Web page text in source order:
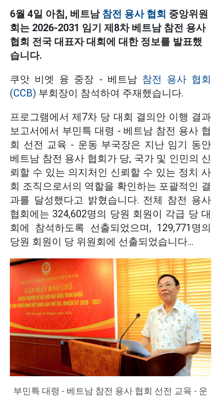
6월 4일 아침, 베트남 참전 용사 협회 중앙위원
회는 2026-2031 임기 제8차 베트남 참전 용사
협회 전국 대표자 대회에 대한 정보를 발표했
습니다.
쿠앗 비엣 융 중장 - 베트남 참전 용사 협회
(CCB) 부회장이 참석하여 주재했습니다.
프로그램에서 제7차 당 대회 결의안 이행 결과
보고서에서 부민특 대령 - 베트남 참전 용사 협
회 선전 교육 - 운동 부국장은 지난 임기 동안
베트남 참전 용사 협회가 당, 국가 및 인민의 신
뢰할 수 있는 의지처인 신뢰할 수 있는 정치 사
회 조직으로서의 역할을 확인하는 포괄적인 결
과를 달성했다고 밝혔습니다. 전체 참전 용사
협회에는 324,602명의 당원 회원이 각급 당 대
회에 참석하도록 선출되었으며, 129,771명의
당원 회원이 당 위원회에 선출되었습니다...
부민특 대령 - 베트남 참전 용사 협회 선전 교육 - 운